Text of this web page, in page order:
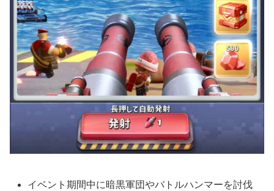
イベント期間中に暗黒軍団やバトルハンマーを討伐